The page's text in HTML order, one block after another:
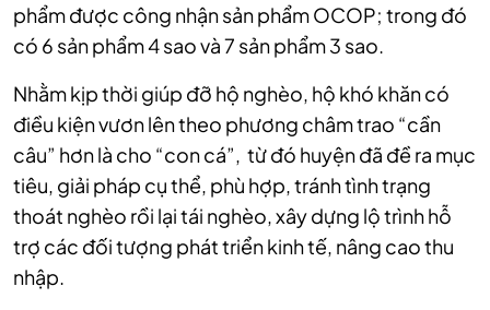
phẩm được công nhận sản phẩm OCOP; trong đó
có 6 sản phẩm 4 sao và 7 sản phẩm 3 sao.
Nhằm kịp thời giúp đỡ hộ nghèo, hộ khó khăn có
điều kiện vươn lên theo phương châm trao “cần
câu” hơn là cho “con cá”, từ đó huyện đã đề ra mục
tiêu, giải pháp cụ thể, phù hợp, tránh tình trạng
thoát nghèo rồi lại tái nghèo, xây dựng lộ trình hỗ
trợ các đối tượng phát triển kinh tế, nâng cao thu
nhập.